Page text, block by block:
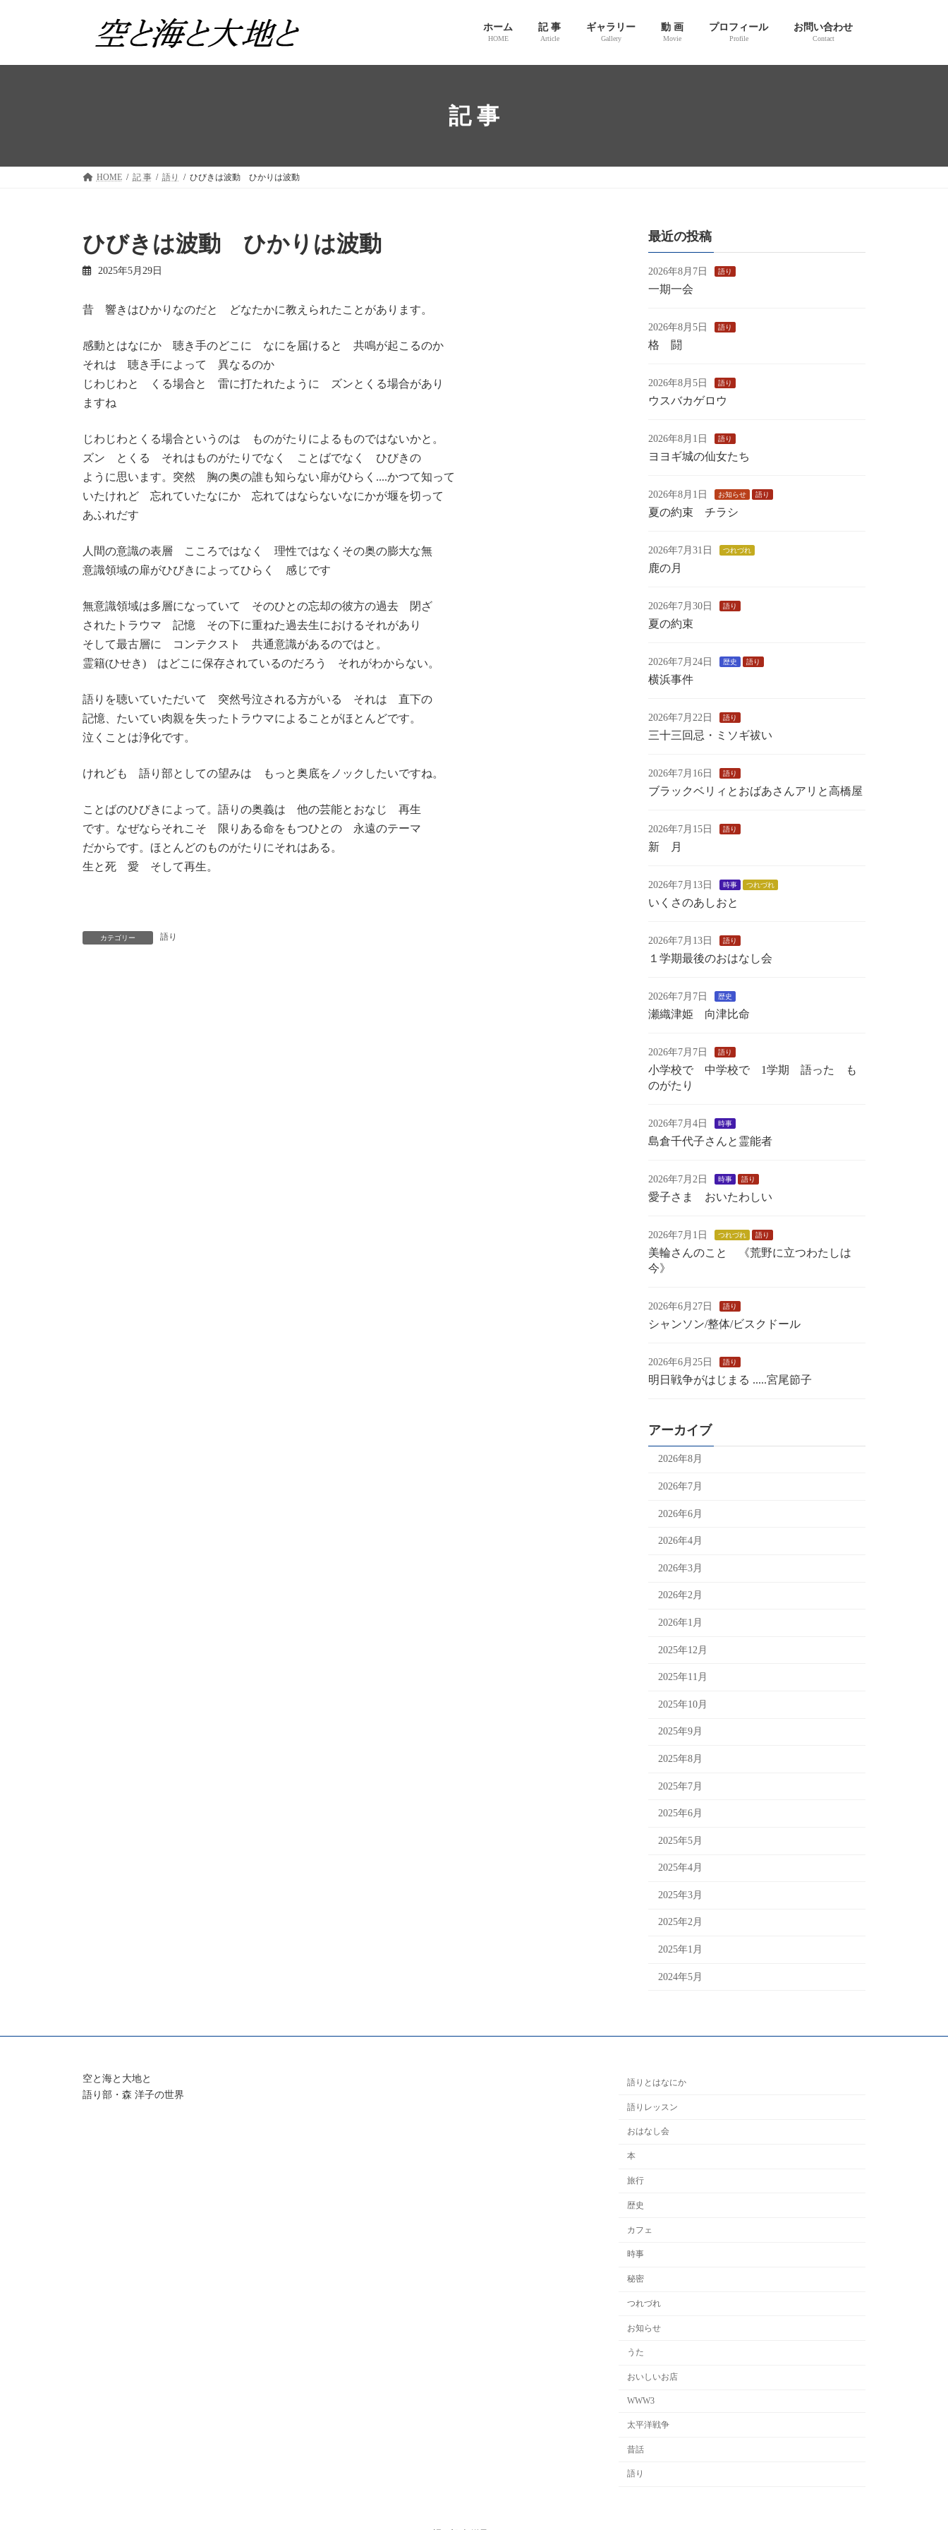
ツ
シ
ホーム
HOME
記 事
Article
ギャラリー
Gallery
動 画
Movie
プロフィール
Profile
お問い合わせ
Contact
記 事
HOME 記 事 語り ひびきは波動 ひかりは波動
ひびきは波動 ひかりは波動
2025年5月29日
昔 響きはひかりなのだと どなたかに教えられたことがあります。
感動とはなにか 聴き手のどこに なにを届けると 共鳴が起こるのか
それは 聴き手によって 異なるのか
じわじわと くる場合と 雷に打たれたように ズンとくる場合があり
ますね
じわじわとくる場合というのは ものがたりによるものではないかと。
ズン とくる それはものがたりでなく ことばでなく ひびきの
ように思います。突然 胸の奥の誰も知らない扉がひらく....かつて知って
いたけれど 忘れていたなにか 忘れてはならないなにかが堰を切って
あふれだす
人間の意識の表層 こころではなく 理性ではなくその奥の膨大な無
意識領域の扉がひびきによってひらく 感じです
無意識領域は多層になっていて そのひとの忘却の彼方の過去 閉ざ
されたトラウマ 記憶 その下に重ねた過去生におけるそれがあり
そして最古層に コンテクスト 共通意識があるのではと。
霊籍(ひせき) はどこに保存されているのだろう それがわからない。
語りを聴いていただいて 突然号泣される方がいる それは 直下の
記憶、たいてい肉親を失ったトラウマによることがほとんどです。
泣くことは浄化です。
けれども 語り部としての望みは もっと奥底をノックしたいですね。
ことばのひびきによって。語りの奥義は 他の芸能とおなじ 再生
です。なぜならそれこそ 限りある命をもつひとの 永遠のテーマ
だからです。ほとんどのものがたりにそれはある。
生と死 愛 そして再生。
カテゴリー 語り
最近の投稿
2026年8月7日 語り
一期一会
2026年8月5日 語り
格 闘
2026年8月5日 語り
ウスバカゲロウ
2026年8月1日 語り
ヨヨギ城の仙女たち
2026年8月1日 お知らせ 語り
夏の約束 チラシ
2026年7月31日 つれづれ
鹿の月
2026年7月30日 語り
夏の約束
2026年7月24日 歴史 語り
横浜事件
2026年7月22日 語り
三十三回忌・ミソギ祓い
2026年7月16日 語り
ブラックベリィとおばあさんアリと高橋屋
2026年7月15日 語り
新 月
2026年7月13日 時事 つれづれ
いくさのあしおと
2026年7月13日 語り
１学期最後のおはなし会
2026年7月7日 歴史
瀬織津姫 向津比命
2026年7月7日 語り
小学校で 中学校で 1学期 語った も
のがたり
2026年7月4日 時事
島倉千代子さんと霊能者
2026年7月2日 時事 語り
愛子さま おいたわしい
2026年7月1日 つれづれ 語り
美輪さんのこと 《荒野に立つわたしは
今》
2026年6月27日 語り
シャンソン/整体/ビスクドール
2026年6月25日 語り
明日戦争がはじまる .....宮尾節子
アーカイブ
2026年8月
2026年7月
2026年6月
2026年4月
2026年3月
2026年2月
2026年1月
2025年12月
2025年11月
2025年10月
2025年9月
2025年8月
2025年7月
2025年6月
2025年5月
2025年4月
2025年3月
2025年2月
2025年1月
2024年5月
空と海と大地と
語り部・森 洋子の世界
語りとはなにか
語りレッスン
おはなし会
本
旅行
歴史
カフェ
時事
秘密
つれづれ
お知らせ
うた
おいしいお店
WWW3
太平洋戦争
昔話
語り